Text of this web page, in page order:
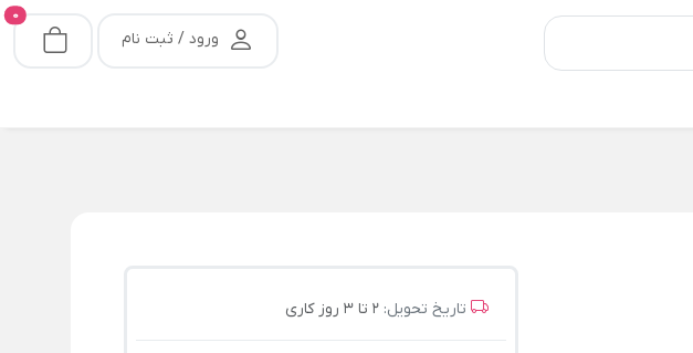
ورود / ثبت نام
0
تاریخ تحویل: 2 تا 3 روز کاری